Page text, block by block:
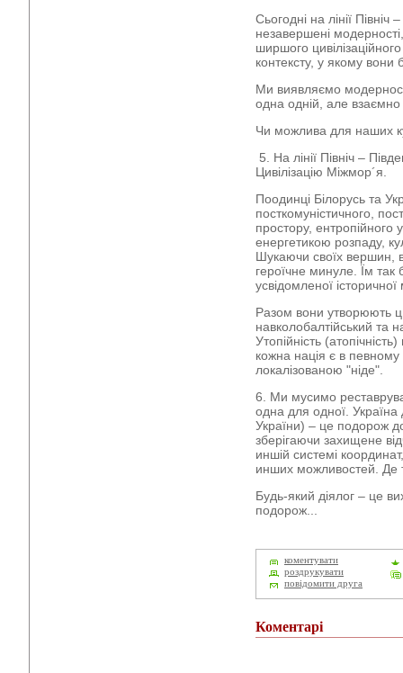
Сьогодні на лінії
незавершені
ширшого
контексту, у якому вони
Ми виявляємо
одна одній, але
Чи можлива для наших
5. На лінії Північ –
Цивілізацію Міжмор´я.
Поодинці Білорусь та
посткомуністичного,
простору, ентропійного
енергетикою розпаду,
Шукаючи своїх вершин,
героїчне минуле. Їм так
усвідомленої історичної
Разом вони утворюють
навколобалтійський та
Утопійність
кожна нація є в певному
локалізованою "ніде".
6. Ми мусимо
одна для одної. Україна
України) – це подорож
зберігаючи захищене
иншій системі
инших можливостей.
Будь-який діялог – це
подорож...
коментувати
роздрукувати
повідомити друга
Коментарі